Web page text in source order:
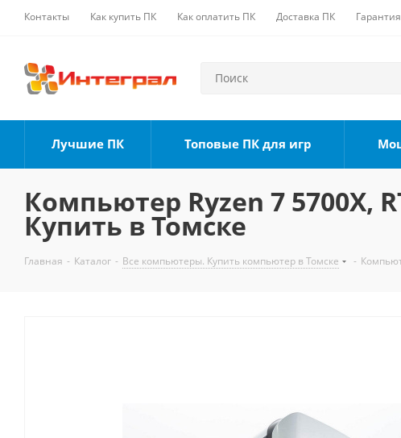
Контакты Как купить ПК Как оплатить ПК Доставка ПК
Лучшие ПК Топовые ПК для игр
Компьютер Ryzen 7 5700X,
Купить в Томске
Главная - Каталог - Все компьютеры. Купить компьютер в Томске -